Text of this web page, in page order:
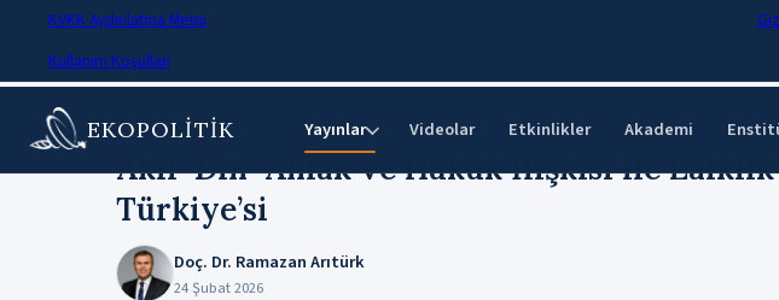
EKOPOLİTİK Yayınlar⌄ Videolar Etkinlikler Akademi
Ana Sayfa Makaleler
Akıl–Din–Ahlak ve Hukuk İlişkisi ile Laiklik
Türkiye’si
Doç. Dr. Ramazan Arıtürk
24 Şubat 2026
KVKK Aydınlatma Metni
Kullanım Koşulları